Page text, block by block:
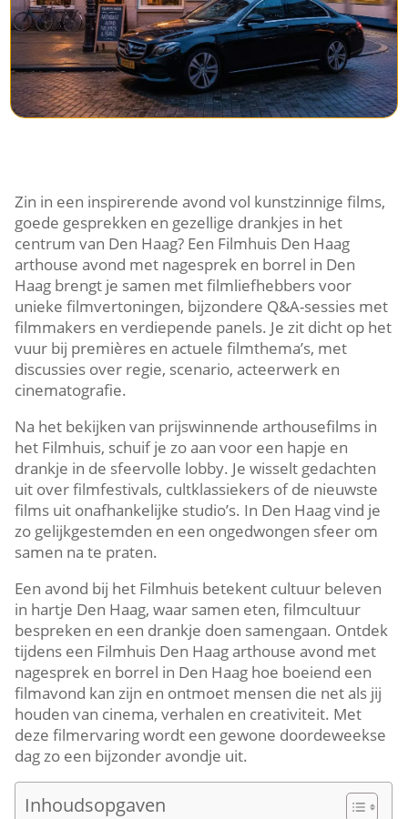
Zin in een inspirerende avond vol kunstzinnige films,
goede gesprekken en gezellige drankjes in het
centrum van Den Haag? Een Filmhuis Den Haag
arthouse avond met nagesprek en borrel in Den
Haag brengt je samen met filmliefhebbers voor
unieke filmvertoningen, bijzondere Q&A-sessies met
filmmakers en verdiepende panels.​ Je zit dicht op het
vuur bij premières en actuele filmthema’s, met
discussies over regie, scenario, acteerwerk en
cinematografie.​
Na het bekijken van prijswinnende arthousefilms in
het Filmhuis, schuif je zo aan voor een hapje en
drankje in de sfeervolle lobby.​ Je wisselt gedachten
uit over filmfestivals, cultklassiekers of de nieuwste
films uit onafhankelijke studio’s.​ In Den Haag vind je
zo gelijkgestemden en een ongedwongen sfeer om
samen na te praten.​
Een avond bij het Filmhuis betekent cultuur beleven
in hartje Den Haag, waar samen eten, filmcultuur
bespreken en een drankje doen samengaan.​ Ontdek
tijdens een Filmhuis Den Haag arthouse avond met
nagesprek en borrel in Den Haag hoe boeiend een
filmavond kan zijn en ontmoet mensen die net als jij
houden van cinema, verhalen en creativiteit.​ Met
deze filmervaring wordt een gewone doordeweekse
dag zo een bijzonder avondje uit.​
Inhoudsopgaven